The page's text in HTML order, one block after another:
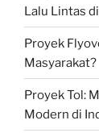
Lalu Lintas
Proyek
Masyarakat?
Proyek Tol:
Modern di